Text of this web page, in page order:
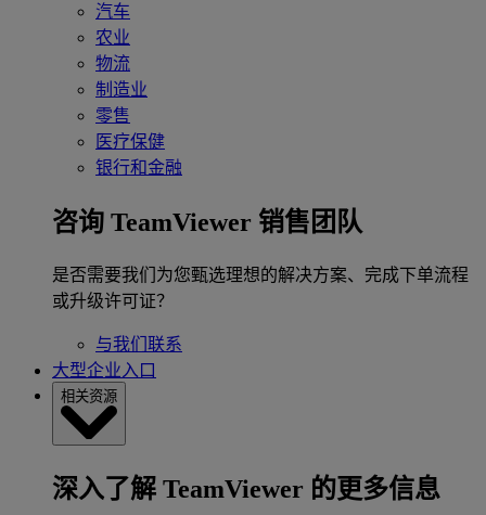
汽车
农业
物流
制造业
零售
医疗保健
银行和金融
咨询 TeamViewer 销售团队
是否需要我们为您甄选理想的解决方案、完成下单流程
或升级许可证？
与我们联系
大型企业入口
相关资源
深入了解 TeamViewer 的更多信息